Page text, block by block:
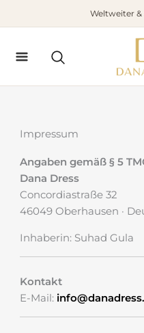
Weltweiter &
Suchen
Impressum
Angaben gemäß § 5
Dana Dress
Concordiastraße 32
46049 Oberhausen ·
Inhaberin: Suhad Gula
Kontakt
E-Mail: